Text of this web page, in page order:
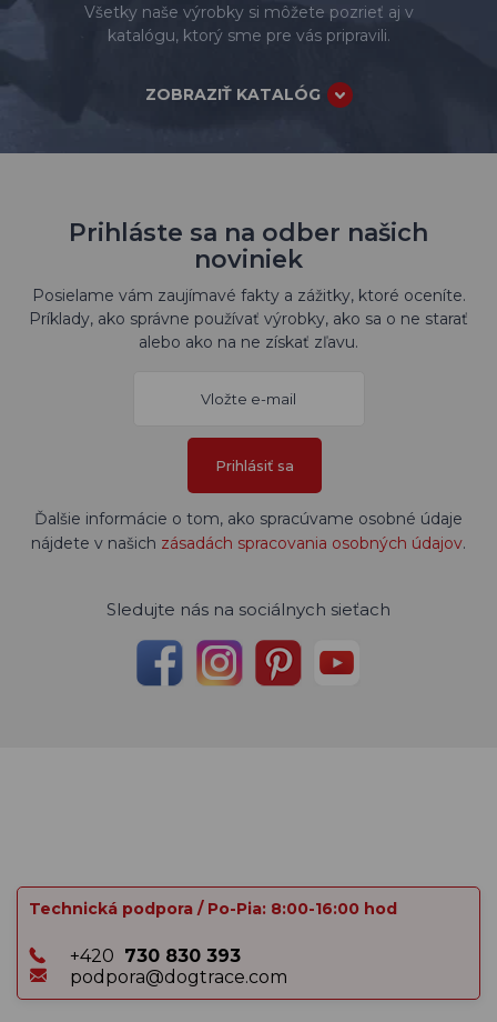
Všetky naše výrobky si môžete pozrieť aj v
katalógu, ktorý sme pre vás pripravili.
ZOBRAZIŤ KATALÓG
Prihláste sa na odber našich
noviniek
Posielame vám zaujímavé fakty a zážitky, ktoré oceníte.
Príklady, ako správne používať výrobky, ako sa o ne starať
alebo ako na ne získať zľavu.
Prihlásiť sa
Ďalšie informácie o tom, ako spracúvame osobné údaje
nájdete v našich zásadách spracovania osobných údajov.
Sledujte nás na sociálnych sieťach
Technická podpora / Po-Pia: 8:00-16:00 hod
+420 730 830 393
podpora@dogtrace.com